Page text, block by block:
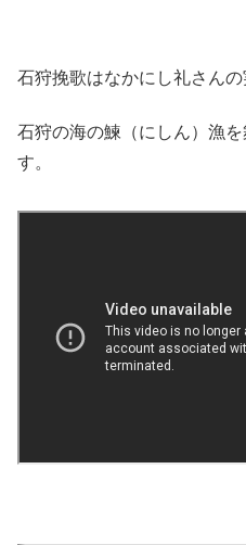
石狩挽歌はなかにし礼さんの
石狩の海の鰊（にしん）漁
す。